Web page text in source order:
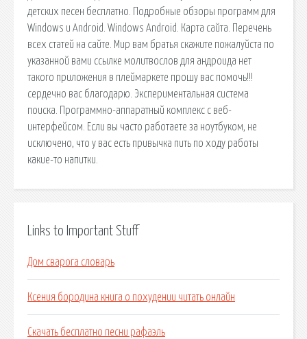
детских песен бесплатно. Подробные обзоры программ для
Windows и Android. Windows Android. Карта сайта. Перечень
всех статей на сайте. Мир вам братья скажите пожалуйста по
указанной вами ссылке молитвослов для андроида нет
такого приложения в плеймаркете прошу вас помочь!!!
сердечно вас благодарю. Экспериментальная система
поиска. Программно-аппаратный комплекс с веб-
интерфейсом. Если вы часто работаете за ноутбуком, не
исключено, что у вас есть привычка пить по ходу работы
какие-то напитки.
Links to Important Stuff
Дом сварога словарь
Ксения бородина книга о похудении читать онлайн
Скачать бесплатно песни рафаэль